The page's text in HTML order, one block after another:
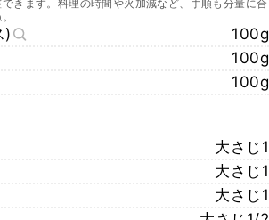
きます。料理の時間や火加減など、手順も分量に合
)
100g
100g
100g
大さじ1
大さじ1
大さじ1